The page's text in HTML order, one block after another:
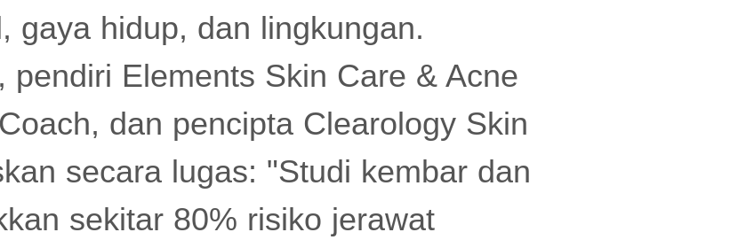
gaya hidup, dan lingkungan.
pendiri Elements Skin Care & Acne
dan pencipta Clearology Skin
secara lugas: "Studi kembar dan
sekitar 80% risiko jerawat